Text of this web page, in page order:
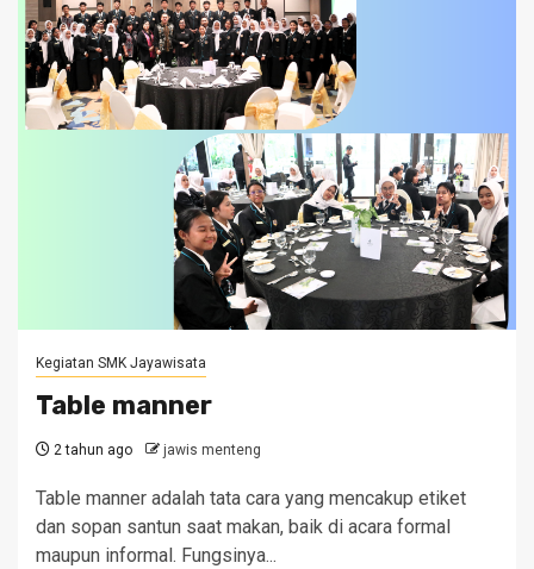
Kegiatan SMK Jayawisata
Table manner
2 tahun ago jawis menteng
Table manner adalah tata cara yang mencakup etiket
dan sopan santun saat makan, baik di acara formal
maupun informal. Fungsinya...